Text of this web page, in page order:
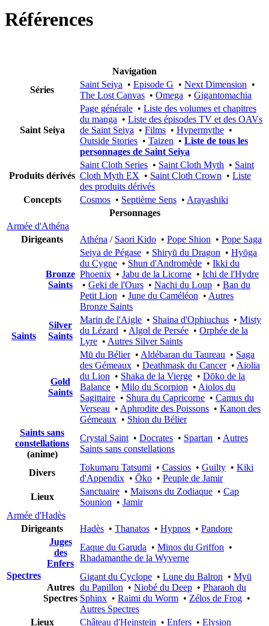
Références
Navigation
Séries
Saint Seiya • Episode G • Next Dimension •
The Lost Canvas • Omega • Gigantomachia
Saint Seiya
Page générale • Liste des volumes et chapitres
du manga • Liste des épisodes TV et des OAVs
de Saint Seiya • Films • Hypermythe •
Outside Stories • Taizen • Liste de tous les
personnages de Saint Seiya
Produits dérivés
Saint Cloth Series • Saint Cloth Myth • Saint
Cloth Myth EX • Saint Cloth Crown • Liste
des produits dérivés
Concepts
Cosmos • Septième Sens • Arayashiki
Personnages
Armée d'Athéna
Dirigeants
Athéna / Saori Kido • Pope Shion • Pope Saga
Saints
Bronze
Saints
Seiya de Pégase • Shiryū du Dragon • Hyōga
du Cygne • Shun d'Andromède • Ikki du
Phoenix • Jabu de la Licorne • Ichi de l'Hydre
• Geki de l'Ours • Nachi du Loup • Ban du
Petit Lion • June du Caméléon • Autres
Bronze Saints
Silver
Saints
Marin de l'Aigle • Shaina d'Ophiuchus • Misty
du Lézard • Algol de Persée • Orphée de la
Lyre • Autres Silver Saints
Gold
Saints
Mū du Bélier• Aldébaran du Taureau • Saga
des Gémeaux • Deathmask du Cancer• Aiolia
du Lion • Shaka de la Vierge • Dōko de la
Balance • Milo du Scorpion • Aiolos du
Sagittaire • Shura du Capricorne • Camus du
Verseau • Aphrodite des Poissons • Kanon des
Gémeaux • Shion du Bélier
Saints sans
constellations
(anime)
Crystal Saint • Docrates • Spartan • Autres
Saints sans constellations
Divers
Tokumaru Tatsumi • Cassios • Guilty • Kiki
d'Appendix • Ōko • Peuple de Jamir
Lieux
Sanctuaire • Maisons du Zodiaque • Cap
Sounion • Jamir
Armée d'Hadès
Dirigeants
Hadès • Thanatos • Hypnos • Pandore
Spectres
Juges
des
Enfers
Eaque du Garuda • Minos du Griffon •
Rhadamanthe de la Wyverne
Autres
Spectres
Gigant du Cyclope • Lune du Balron • Myū
du Papillon • Niobé du Deep • Pharaoh du
Sphinx • Raimi du Worm • Zélos de Frog •
Autres Spectres
Lieux
Château d'Heinstein • Enfers • Elysion